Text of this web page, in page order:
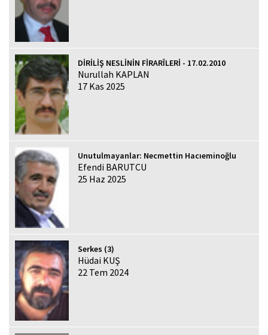
DİRİLİŞ NESLİNİN FİRARÎLERİ - 17.02.2010
Nurullah KAPLAN
17 Kas 2025
Unutulmayanlar: Necmettin Hacıeminoğlu
Efendi BARUTCU
25 Haz 2025
Serkes (3)
Hüdai KUŞ
22 Tem 2024